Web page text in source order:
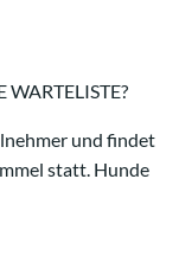
und findet
statt. Hunde